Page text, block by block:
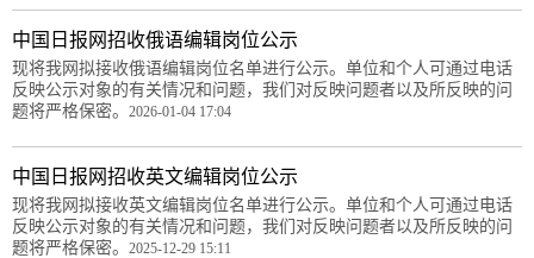
中国日报网招收俄语编辑岗位公示
现将我网拟接收俄语编辑岗位名单进行公示。单位和个人可通过电话
反映公示对象的有关情况和问题，我们对反映问题者以及所反映的问
题将严格保密。 2026-01-04 17:04
中国日报网招收英文编辑岗位公示
现将我网拟接收英文编辑岗位名单进行公示。单位和个人可通过电话
反映公示对象的有关情况和问题，我们对反映问题者以及所反映的问
题将严格保密。 2025-12-29 15:11